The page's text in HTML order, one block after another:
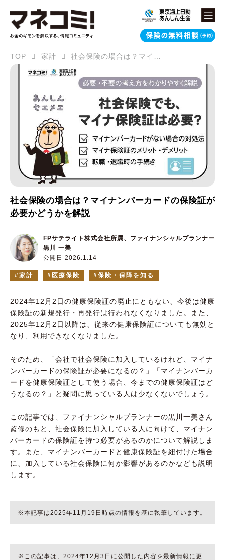
TOP 家計 社会保険の場合は？マイナンバーカードの保険証が必要かどうかを解説
社会保険の場合は？マイナンバーカードの保険証が
必要かどうかを解説
公開日 2026.1.14
FPサテライト株式会社所属、ファイナンシャルプランナー
黒川 一美
家計 医療保険 保険・保障を知る
2024年12月2日の健康保険証の廃止にともない、今後は健康
保険証の新規発行・再発行は行われなくなりました。また、
2025年12月2日以降は、従来の健康保険証についても無効と
なり、利用できなくなりました。
そのため、「会社で社会保険に加入しているけれど、マイナ
ンバーカードの保険証が必要になるの？」「マイナンバーカ
ードを健康保険証として使う場合、今までの健康保険証はど
うなるの？」と疑問に思っている人は少なくないでしょう。
この記事では、ファイナンシャルプランナーの黒川一美さん
監修のもと、社会保険に加入している人に向けて、マイナン
バーカードの保険証を持つ必要があるのかについて解説しま
す。また、マイナンバーカードと健康保険証を紐付けた場合
に、加入している社会保険に何か影響があるのかなども説明
します。
※本記事は2025年11月19日時点の情報を基に執筆しています。
※この記事は、2024年12月3日に公開した内容を最新情報に更